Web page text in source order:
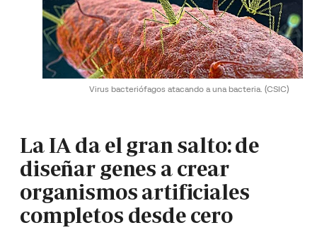
Virus bacteriófagos atacando a una bacteria. (CSIC)
La IA da el gran salto: de
diseñar genes a crear
organismos artificiales
completos desde cero